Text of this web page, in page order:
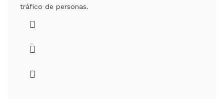
tráfico de personas.